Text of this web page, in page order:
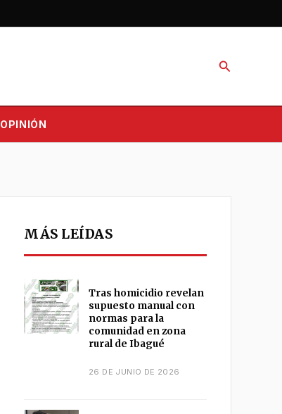
Buscar
OPINIÓN
MÁS LEÍDAS
Tras homicidio revelan
supuesto manual con
normas para la
comunidad en zona
rural de Ibagué
26 DE JUNIO DE 2026